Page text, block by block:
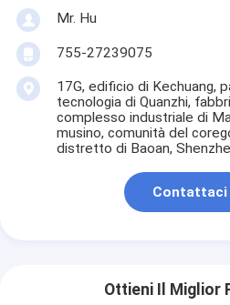
Mr. Hu
755-27239075
17G, edificio di Kechuang,
tecnologia di Quanzhi,
complesso industriale di
musino, comunità del
distretto di Baoan,
Contattaci
Ottieni Il Miglior